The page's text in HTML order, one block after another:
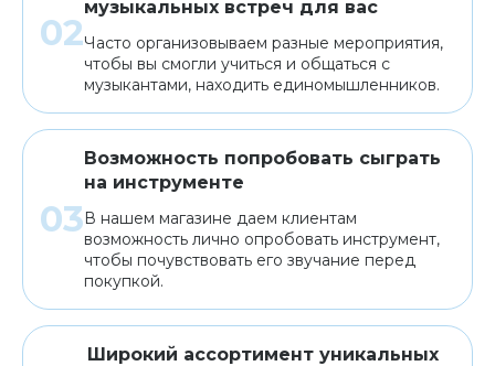
музыкальных встреч для вас
Часто организовываем разные мероприятия,
чтобы вы смогли учиться и общаться с
музыкантами, находить единомышленников.
Возможность попробовать сыграть
на инструменте
В нашем магазине даем клиентам
возможность лично опробовать инструмент,
чтобы почувствовать его звучание перед
покупкой.
Широкий ассортимент уникальных